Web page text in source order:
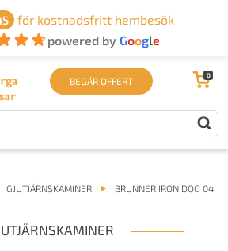
för kostnadsfritt hembesök
powered by Google
BEGÄR OFFERT 0
GJUTJÄRNSKAMINER BRUNNER IRON DOG 04